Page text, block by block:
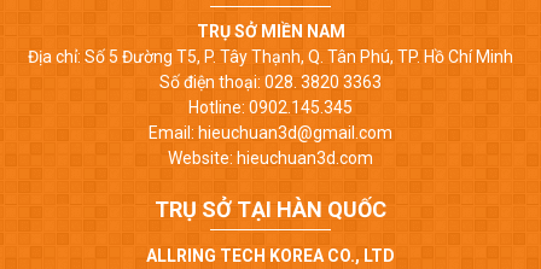
TRỤ SỞ MIỀN NAM
Địa chỉ: Số 5 Đường T5, P. Tây Thạnh, Q. Tân Phú, TP. Hồ Chí Minh
Số điện thoại: 028. 3820 3363
Hotline: 0902.145.345
Email: hieuchuan3d@gmail.com
Website: hieuchuan3d.com
TRỤ SỞ TẠI HÀN QUỐC
ALLRING TECH KOREA CO., LTD